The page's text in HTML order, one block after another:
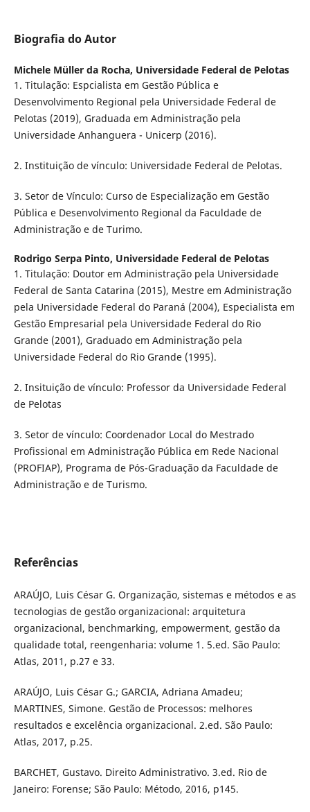
Biografia do Autor
Michele Müller da Rocha, Universidade Federal de Pelotas
1. Titulação: Espcialista em Gestão Pública e
Desenvolvimento Regional pela Universidade Federal de
Pelotas (2019), Graduada em Administração pela
Universidade Anhanguera - Unicerp (2016).
2. Instituição de vínculo: Universidade Federal de Pelotas.
3. Setor de Vínculo: Curso de Especialização em Gestão
Pública e Desenvolvimento Regional da Faculdade de
Administração e de Turimo.
Rodrigo Serpa Pinto, Universidade Federal de Pelotas
1. Titulação: Doutor em Administração pela Universidade
Federal de Santa Catarina (2015), Mestre em Administração
pela Universidade Federal do Paraná (2004), Especialista em
Gestão Empresarial pela Universidade Federal do Rio
Grande (2001), Graduado em Administração pela
Universidade Federal do Rio Grande (1995).
2. Insituição de vínculo: Professor da Universidade Federal
de Pelotas
3. Setor de vínculo: Coordenador Local do Mestrado
Profissional em Administração Pública em Rede Nacional
(PROFIAP), Programa de Pós-Graduação da Faculdade de
Administração e de Turismo.
Referências
ARAÚJO, Luis César G. Organização, sistemas e métodos e as
tecnologias de gestão organizacional: arquitetura
organizacional, benchmarking, empowerment, gestão da
qualidade total, reengenharia: volume 1. 5.ed. São Paulo:
Atlas, 2011, p.27 e 33.
ARAÚJO, Luis César G.; GARCIA, Adriana Amadeu;
MARTINES, Simone. Gestão de Processos: melhores
resultados e excelência organizacional. 2.ed. São Paulo:
Atlas, 2017, p.25.
BARCHET, Gustavo. Direito Administrativo. 3.ed. Rio de
Janeiro: Forense; São Paulo: Método, 2016, p145.